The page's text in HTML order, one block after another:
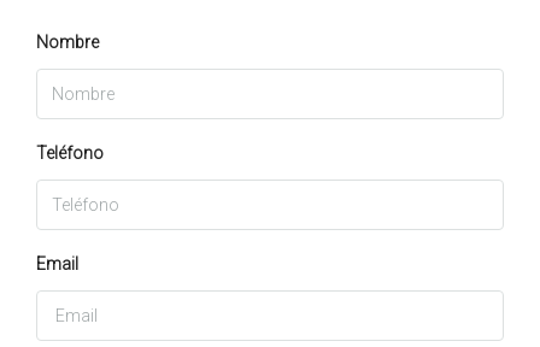
Nombre
Teléfono
Email